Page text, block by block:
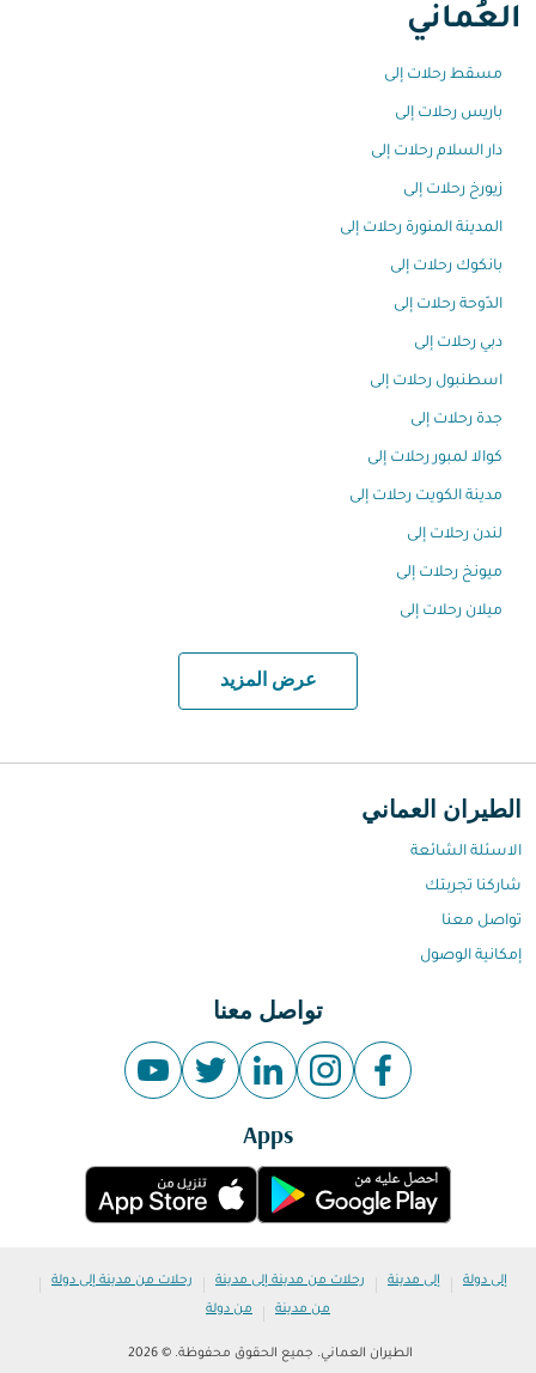
العُماني
مسقط رحلات إلى
باريس رحلات إلى
دار السلام رحلات إلى
زيورخ رحلات إلى
المدينة المنورة رحلات إلى
بانكوك رحلات إلى
الدّوحة رحلات إلى
دبي رحلات إلى
اسطنبول رحلات إلى
جدة رحلات إلى
كوالا لمبور رحلات إلى
مدينة الكويت رحلات إلى
لندن رحلات إلى
ميونخ رحلات إلى
ميلان رحلات إلى
عرض المزيد
الطيران العماني
الاسئلة الشائعة
شاركنا تجربتك
تواصل معنا
إمكانية الوصول
تواصل معنا
Apps
إلى دولة | إلى مدينة | رحلات من مدينة إلى مدينة | رحلات من مدينة إلى دولة |
من مدينة | من دولة
الطيران العماني. جميع الحقوق محفوظة. © 2026